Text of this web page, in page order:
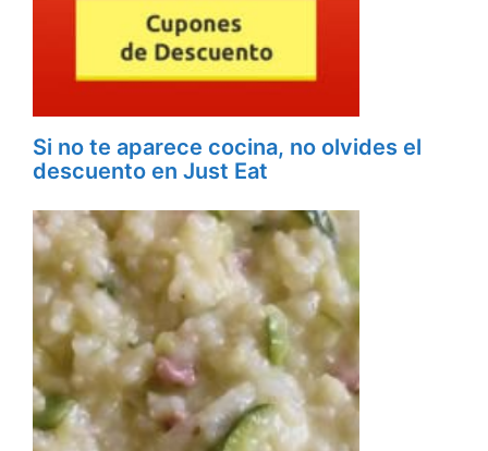
Si no te aparece cocina, no olvides el
descuento en Just Eat